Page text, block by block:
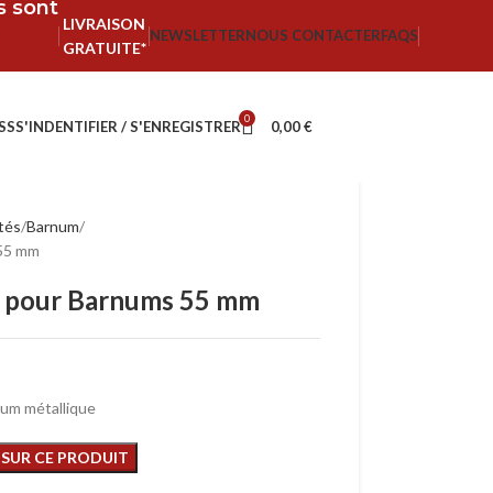
sont
LIVRAISON
GRATUITE*
NEWSLETTERNOUS CONTACTERFAQS
S'INDENTIFIER / S'ENREGISTRER 0 0,00€
Barnum
mm
Barnums 55 mm
métallique